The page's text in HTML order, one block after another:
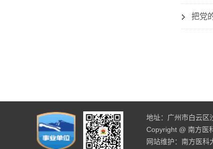
把党
地址：广州市白云区
Copyright @ 南方医
网站维护：南方医科